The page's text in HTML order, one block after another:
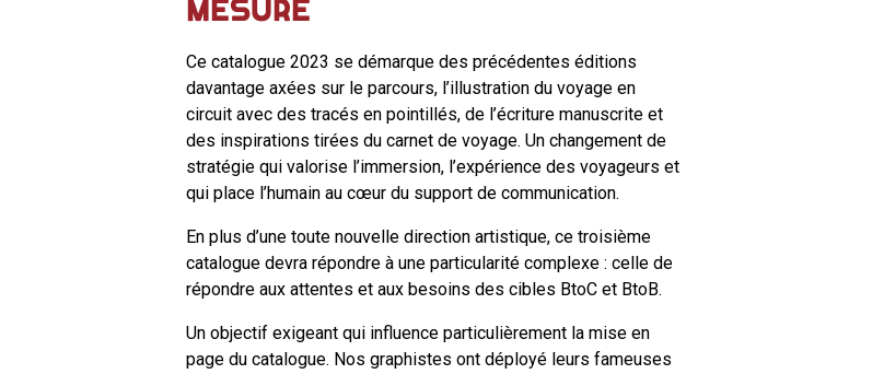
MESURE
Ce catalogue 2023 se démarque des précédentes éditions
davantage axées sur le parcours, l’illustration du voyage en
circuit avec des tracés en pointillés, de l’écriture manuscrite et
des inspirations tirées du carnet de voyage. Un changement de
stratégie qui valorise l’immersion, l’expérience des voyageurs et
qui place l’humain au cœur du support de communication.
En plus d’une toute nouvelle direction artistique, ce troisième
catalogue devra répondre à une particularité complexe : celle de
répondre aux attentes et aux besoins des cibles BtoC et BtoB.
Un objectif exigeant qui influence particulièrement la mise en
page du catalogue. Nos graphistes ont déployé leurs fameuses